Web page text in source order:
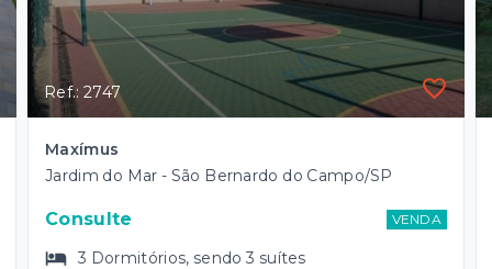
Ref.: 2747
Maxímus
Jardim do Mar - São Bernardo do Campo/SP
Consulte VENDA
3 Dormitórios, sendo3 suítes